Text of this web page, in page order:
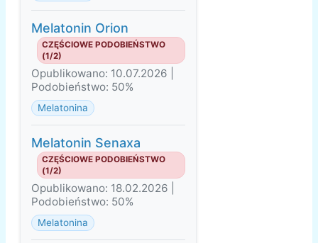
Melatonin Orion
CZĘŚCIOWE PODOBIEŃSTWO
(1/2)
Opublikowano: 10.07.2026 |
Podobieństwo: 50%
Melatonina
Melatonin Senaxa
CZĘŚCIOWE PODOBIEŃSTWO
(1/2)
Opublikowano: 18.02.2026 |
Podobieństwo: 50%
Melatonina